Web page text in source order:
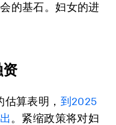
的基石。妇女的进
算表明， 到 2025
。紧缩政策将对妇